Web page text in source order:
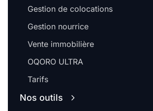
Gestion de colocations
Gestion nourrice
Vente immobilière
OQORO ULTRA
Tarifs
Nos outils